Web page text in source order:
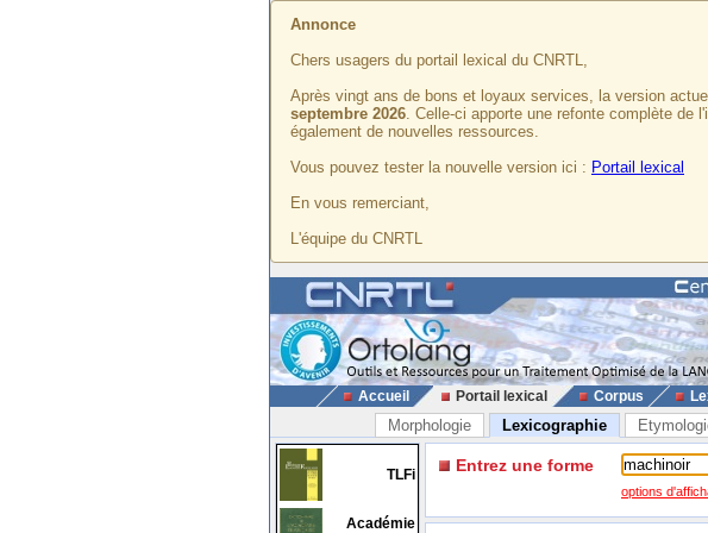
Annonce
Chers usagers du portail lexical du CNRTL,
Après vingt ans de bons et loyaux services, la version
septembre 2026. Celle-ci apporte une refonte complète de
également de nouvelles ressources.
Vous pouvez tester la nouvelle version ici : Portail lexical
En vous remerciant,
L'équipe du CNRTL
Accueil Portail lexical Corpus
Morphologie Lexicographie
TLFi
Académie
Entrez une forme
options